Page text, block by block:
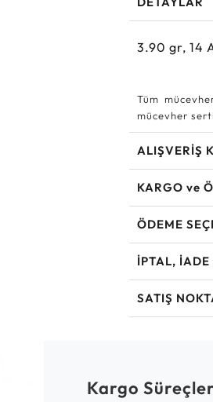
3.90gr,14
Tüm
mücevher
ALIŞVERİŞ
KARGO ve
ÖDEME
İPTAL,
SATIŞ
Kargo